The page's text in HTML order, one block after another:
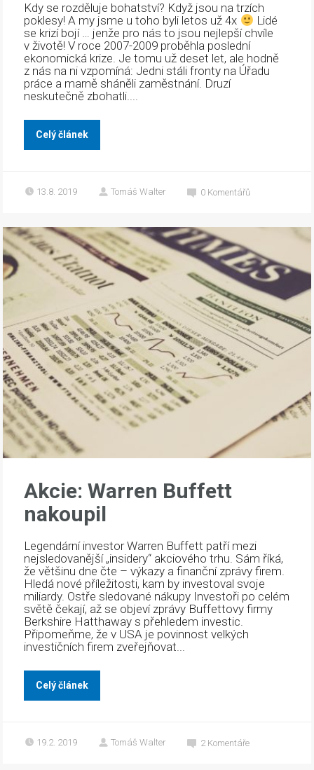
Kdy se rozděluje bohatství? Když jsou na trzích
poklesy! A my jsme u toho byli letos už 4x
Lidé
se krizí bojí … jenže pro nás to jsou nejlepší chvíle
v životě! V roce 2007-2009 proběhla poslední
ekonomická krize. Je tomu už deset let, ale hodně
z nás na ni vzpomíná: Jedni stáli fronty na Úřadu
práce a marně sháněli zaměstnání. Druzí
neskutečně zbohatli....
Celý článek
13.8. 2019 Tomáš Walter 0 Komentářů
Akcie: Warren Buffett
nakoupil
Legendární investor Warren Buffett patří mezi
nejsledovanější „insidery“ akciového trhu. Sám říká,
že většinu dne čte – výkazy a finanční zprávy firem.
Hledá nové příležitosti, kam by investoval svoje
miliardy. Ostře sledované nákupy Investoři po celém
světě čekají, až se objeví zprávy Buffettovy firmy
Berkshire Hatthaway s přehledem investic.
Připomeňme, že v USA je povinnost velkých
investičních firem zveřejňovat...
Celý článek
19.2. 2019 Tomáš Walter 2 Komentáře